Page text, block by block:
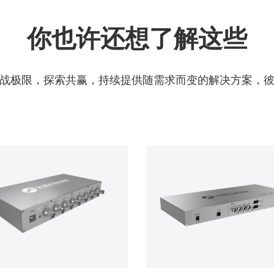
你也许还想了解这些
极限，探索共赢，持续提供随需求而变的解决方案，